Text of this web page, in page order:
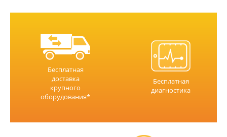
Бесплатная
доставка
крупного
оборудования*
Бесплатная
диагностика